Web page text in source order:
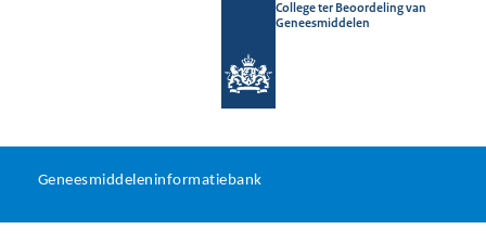
College ter Beoordeling van
Geneesmiddelen
U
Geneesmiddeleninformatiebank